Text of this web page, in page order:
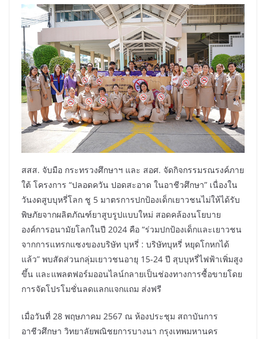
สสส. จับมือ กระทรวงศึกษาฯ และ สอศ. จัดกิจกรรมรณรงค์ภาย
ใต้ โครงการ “ปลอดควัน ปอดสะอาด ในอาชีวศึกษา” เนื่องใน
วันงดสูบบุหรี่โลก ชู 5 มาตรการปกป้องเด็กเยาวชนไม่ให้ได้รับ
พิษภัยจากผลิตภัณฑ์ยาสูบรูปแบบใหม่ สอดคล้องนโยบาย
องค์การอนามัยโลกในปี 2024 คือ “ร่วมปกป้องเด็กและเยาวชน
จากการแทรกแซงของบริษัท บุหรี่ : บริษัทบุหรี่ หยุดโกหกได้
แล้ว” พบสัดส่วนกลุ่มเยาวชนอายุ 15-24 ปี สุบบุหรี่ไฟฟ้าเพิ่มสูง
ขึ้น และแพลตฟอร์มออนไลน์กลายเป็นช่องทางการซื้อขายโดย
การจัดโปรโมชั่นลดแลกแจกแถม ส่งฟรี
เมื่อวันที่ 28 พฤษภาคม 2567 ณ ห้องประชุม สถาบันการ
อาชีวศึกษา วิทยาลัยพณิชยการบางนา กรุงเทพมหานคร